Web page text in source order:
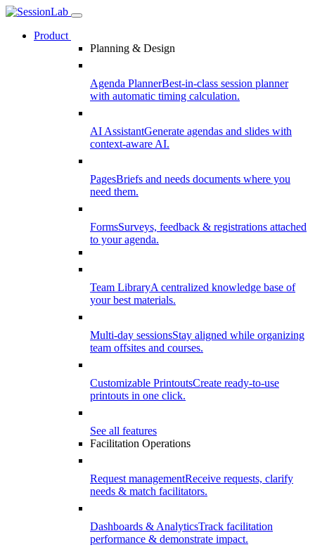
Product
Planning & Design
Agenda PlannerBest-in-class session planner
with automatic timing calculation.
AI AssistantGenerate agendas and slides with
context-aware AI.
PagesBriefs and needs documents where you
need them.
FormsSurveys, feedback & registrations attached
to your agenda.
Team LibraryA centralized knowledge base of
your best materials.
Multi-day sessionsStay aligned while organizing
team offsites and courses.
Customizable PrintoutsCreate ready-to-use
printouts in one click.
See all features
Facilitation Operations
Request managementReceive requests, clarify
needs & match facilitators.
Dashboards & AnalyticsTrack facilitation
performance & demonstrate impact.